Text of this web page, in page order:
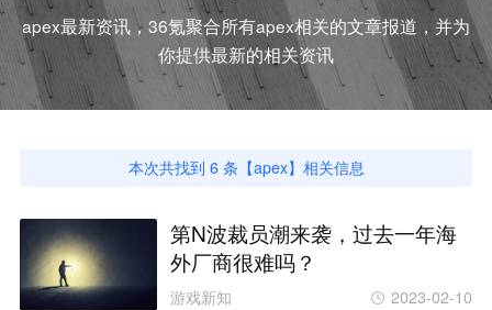
apex最新资讯，36氪聚合所有apex相关的文章报道，并为
你提供最新的相关资讯
本次共找到 6条【apex】相关信息
第N波裁员潮来袭，过去一年海
外厂商很难吗？
游戏新知 2023-02-10